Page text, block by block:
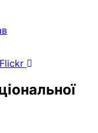
Flickr